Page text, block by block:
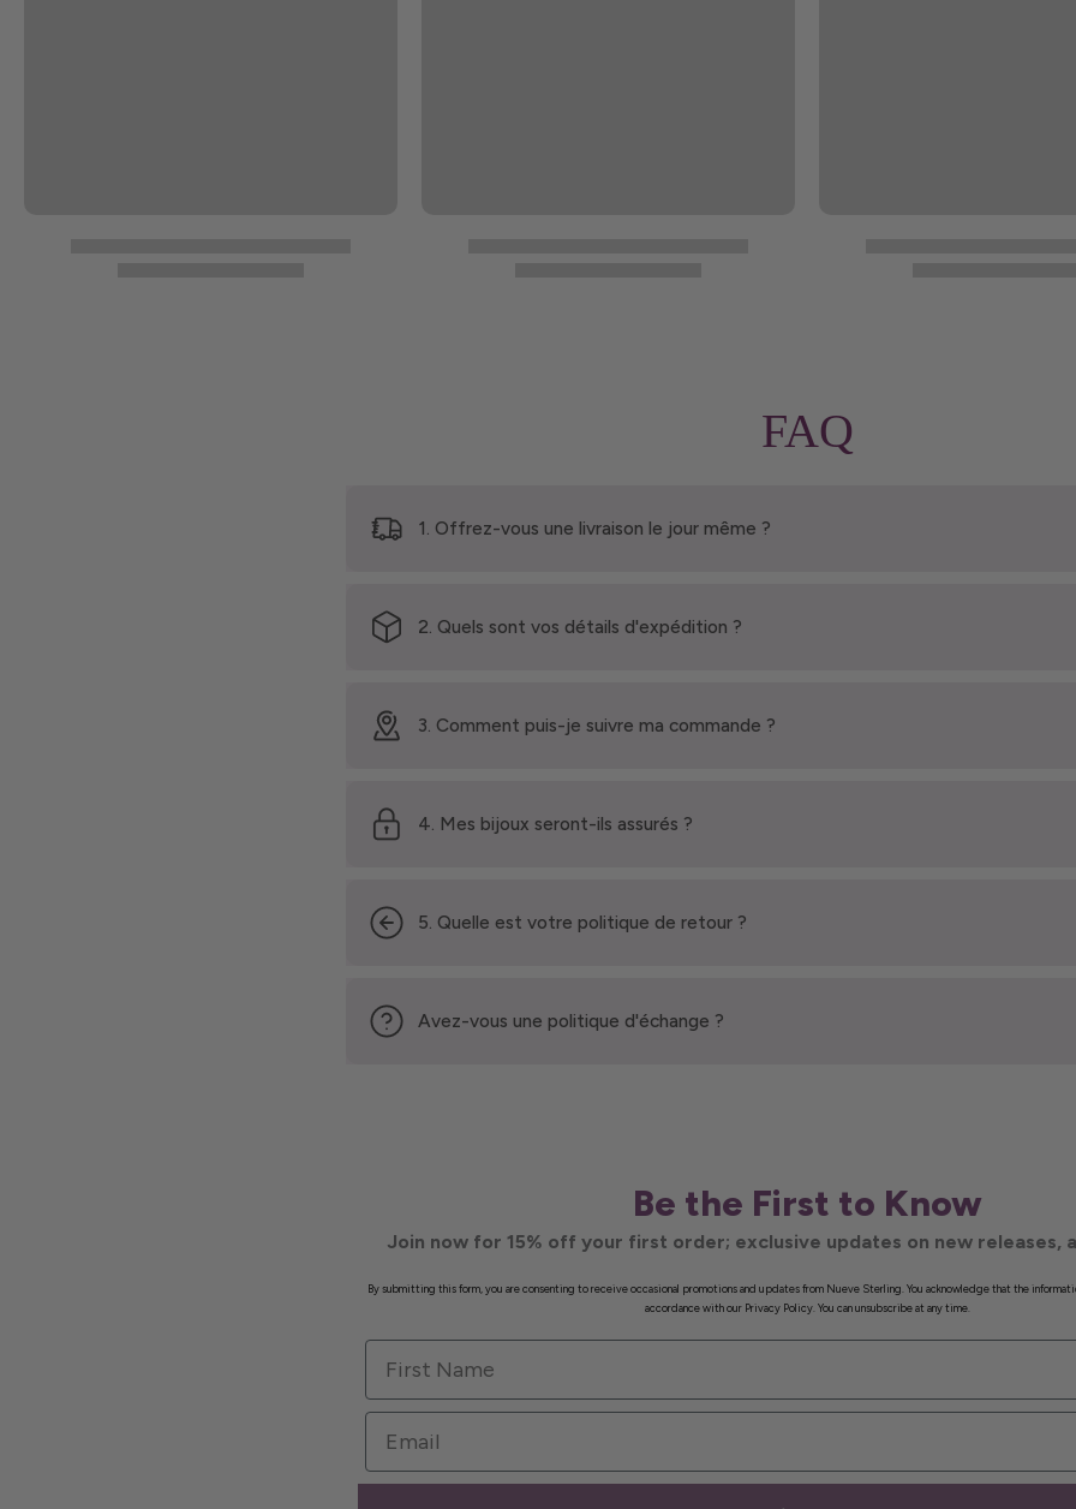
FAQ
1. Offrez-vous une livraison le jour même ?
2. Quels sont vos détails d'expédition ?
3. Comment puis-je suivre ma commande ?
4. Mes bijoux seront-ils assurés ?
5. Quelle est votre politique de retour ?
Avez-vous une politique d'échange ?
Be the First to Know
Join now for 15% off your first order; exclusive updates on new releases,
By submitting this form, you are consenting to receive occasional promotions and updates from Nueve Sterling. You acknowledge that the
accordance with our Privacy Policy. You can unsubscribe at any time.
First Name
Email